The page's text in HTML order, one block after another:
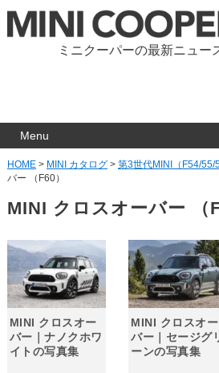
ミニクーパーの最新ニュー
Menu
HOME> MINI カタログ> 第3世代MINI（F54/55/
バー （F60）
MINI クロスオーバー （
MINI クロスオー
バー｜ナノクホワ
イトの写真集
MINI クロスオー
バー｜セージグ
ーンの写真集